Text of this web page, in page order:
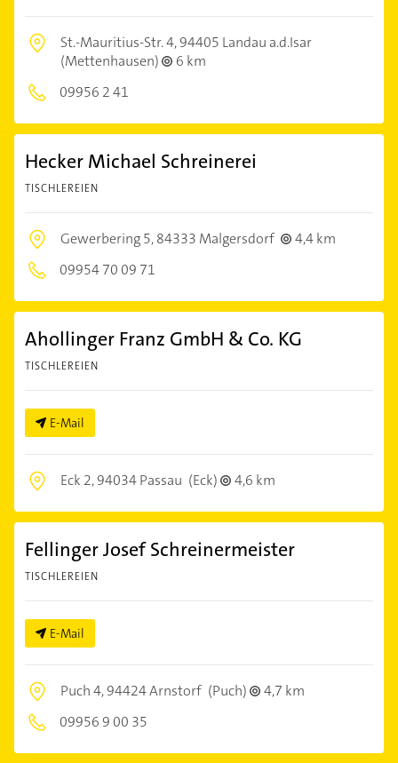
St.-Mauritius-Str. 4,94405 Landau a.d.Isar
(Mettenhausen)
6 km
09956 2 41
Hecker Michael Schreinerei
TISCHLEREIEN
Gewerbering 5,84333 Malgersdorf
4,4 km
09954 70 09 71
Ahollinger Franz GmbH & Co. KG
TISCHLEREIEN
E-Mail
Eck 2,94034 Passau (Eck) 4,6 km
Fellinger Josef Schreinermeister
TISCHLEREIEN
E-Mail
Puch 4,94424 Arnstorf (Puch)
4,7 km
09956 9 00 35